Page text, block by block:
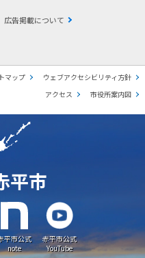
広告掲載について
マップ
ウェブアクセシビリティ方針
アクセス
市役所案内図
平市
平市公式
note
赤平市公式
YouTube